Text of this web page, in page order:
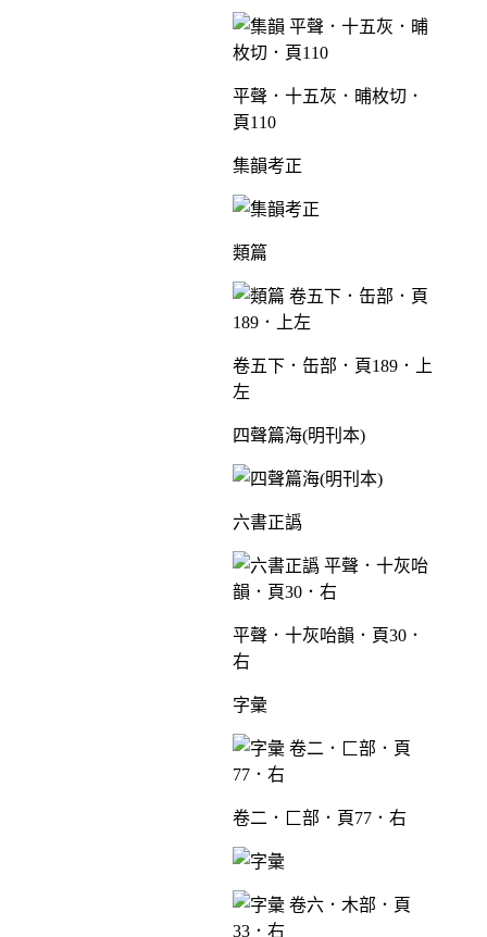
平聲．十五灰．晡枚切．
頁110
集韻考正
類篇
卷五下．缶部．頁189．上
左
四聲篇海(明刊本)
六書正譌
平聲．十灰咍韻．頁30．
右
字彙
卷二．匚部．頁77．右